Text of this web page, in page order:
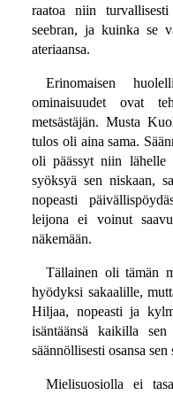
raatoa niin
seebran, ja kuinka se
ateriaansa.
Erinomaisen
ominaisuudet ovat
metsästäjän. Musta
tulos oli aina sama.
oli päässyt niin lähelle
syöksyä sen niskaan,
nopeasti
leijona ei voinut
näkemään.
Tällainen oli tämän
hyödyksi sakaalille,
Hiljaa, nopeasti ja
isäntäänsä kaikilla
säännöllisesti osansa sen
Mielisuosiolla ei